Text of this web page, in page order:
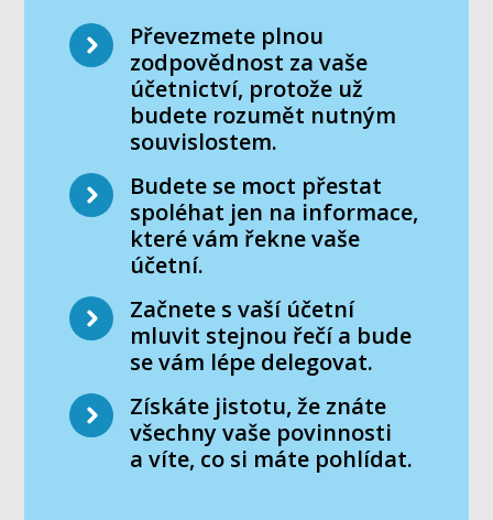
Převezmete plnou
zodpovědnost za vaše
účetnictví, protože už
budete rozumět nutným
souvislostem.
Budete se moct přestat
spoléhat jen na informace,
které vám řekne vaše
účetní.
Začnete s vaší účetní
mluvit stejnou řečí a bude
se vám lépe delegovat.
Získáte jistotu, že znáte
všechny vaše povinnosti
a víte, co si máte pohlídat.